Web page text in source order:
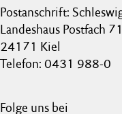
Postanschrift:
Landeshaus Postfach
24171 Kiel
Telefon: 0431 988-0
Folge uns bei